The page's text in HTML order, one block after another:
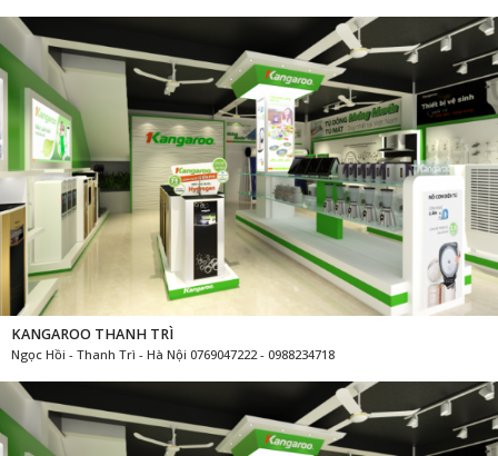
KANGAROO THANH TRÌ
Ngọc Hồi - Thanh Trì - Hà Nội 0769047222 - 0988234718